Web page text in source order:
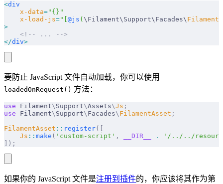
<div
    x-data
="{}"
    x-load-js
="[ @js ( \Filament\Support\Facades\
>
    <!-- ... -->
</div>
要防止 JavaScript 文件自动加载，你可以使用
loadedOnRequest() 方法：
use Filament\ Support\Assets\Js ;
use Filament\ Support\ Facades\ FilamentAsset ;
FilamentAsset :: register([
    Js
:: make ( 'custom-script' , __DIR__ .
'/../../
]);
如果你的 JavaScript 文件是注册到插件的，你应该将其作为第